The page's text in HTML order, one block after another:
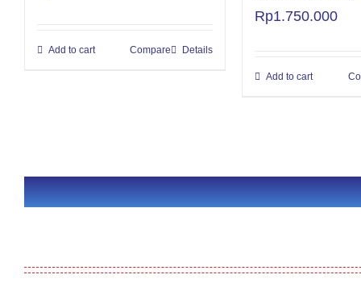
Add to cart Details
Compare
Rp1.750.000
Add to cart